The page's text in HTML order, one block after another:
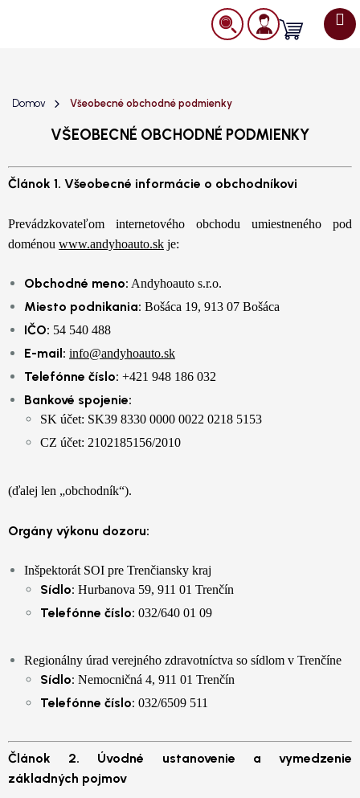
Nákupný
Domov Všeobecné obchodné podmienky
VŠEOBECNÉ OBCHODNÉ PODMIENKY
Článok 1. Všeobecné informácie o obchodníkovi
Prevádzkovateľom internetového obchodu umiestneného pod
doménou www.andyhoauto.sk je:
Obchodné meno: Andyhoauto s.r.o.
Miesto podnikania: Bošáca 19, 913 07 Bošáca
IČO: 54 540 488
E-mail: info@andyhoauto.sk
Telefónne číslo: +421 948 186 032
Bankové spojenie:
SK účet: SK39 8330 0000 0022 0218 5153
CZ účet: 2102185156/2010
(ďalej len „obchodník“).
Orgány výkonu dozoru:
Inšpektorát SOI pre Trenčiansky kraj
Sídlo: Hurbanova 59, 911 01 Trenčín
Telefónne číslo: 032/640 01 09
Regionálny úrad verejného zdravotníctva so sídlom v Trenčíne
Sídlo: Nemocničná 4, 911 01 Trenčín
Telefónne číslo: 032/6509 511
Článok 2. Úvodné ustanovenie a vymedzenie
základných pojmov